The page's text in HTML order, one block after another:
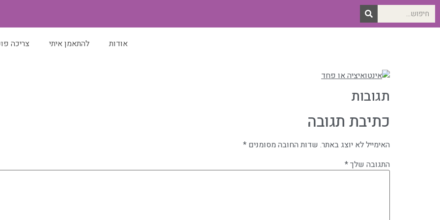
אודות להתאמן איתי צריכה
תגובות
כתיבת תגובה
האימייל לא יוצג באתר. שדות החובה מסומנים *
התגובה שלך*